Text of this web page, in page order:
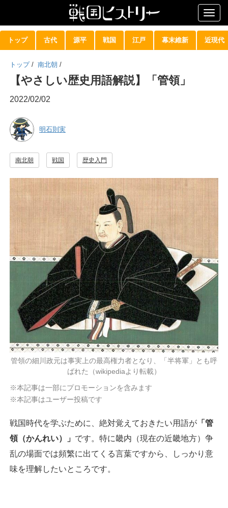
トップ 古代 源平 戦国 江戸 幕末維新 近現代
トップ / 南北朝 /
【やさしい歴史用語解説】「管領」
2022/02/02
明石則実
南北朝 戦国 歴史入門
管領の細川政元は事実上の最高権力者となり、「半将軍」とも呼
ばれた（wikipediaより転載）
※本記事は一部にプロモーションを含みます
※本記事はユーザー投稿です
戦国時代を学ぶために、絶対覚えておきたい用語が 「管
領（かんれい）」 です。特に畿内（現在の近畿地方）争
乱の場面では頻繁に出てくる言葉ですから、しっかり意
味を理解したいところです。